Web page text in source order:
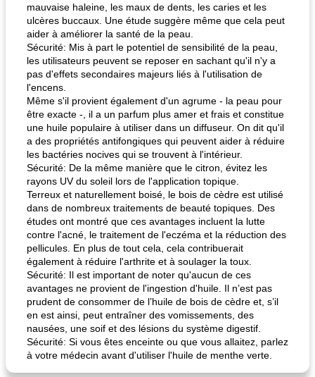
mauvaise haleine, les maux de dents, les caries et les
ulcères buccaux. Une étude suggère même que cela peut
aider à améliorer la santé de la peau.
Sécurité: Mis à part le potentiel de sensibilité de la peau,
les utilisateurs peuvent se reposer en sachant qu'il n'y a
pas d'effets secondaires majeurs liés à l'utilisation de
l'encens.
Même s'il provient également d'un agrume - la peau pour
être exacte -, il a un parfum plus amer et frais et constitue
une huile populaire à utiliser dans un diffuseur. On dit qu'il
a des propriétés antifongiques qui peuvent aider à réduire
les bactéries nocives qui se trouvent à l'intérieur.
Sécurité: De la même manière que le citron, évitez les
rayons UV du soleil lors de l'application topique.
Terreux et naturellement boisé, le bois de cèdre est utilisé
dans de nombreux traitements de beauté topiques. Des
études ont montré que ces avantages incluent la lutte
contre l'acné, le traitement de l'eczéma et la réduction des
pellicules. En plus de tout cela, cela contribuerait
également à réduire l'arthrite et à soulager la toux.
Sécurité: Il est important de noter qu'aucun de ces
avantages ne provient de l'ingestion d'huile. Il n’est pas
prudent de consommer de l’huile de bois de cèdre et, s’il
en est ainsi, peut entraîner des vomissements, des
nausées, une soif et des lésions du système digestif.
Sécurité: Si vous êtes enceinte ou que vous allaitez, parlez
à votre médecin avant d'utiliser l'huile de menthe verte.